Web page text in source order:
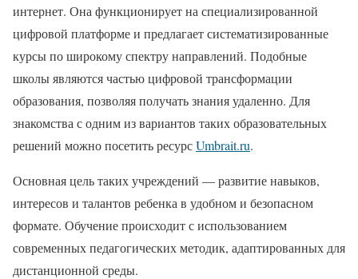
интернет. Она функционирует на специализированной
цифровой платформе и предлагает систематизированные
курсы по широкому спектру направлений. Подобные
школы являются частью цифровой трансформации
образования, позволяя получать знания удаленно. Для
знакомства с одним из вариантов таких образовательных
решений можно посетить ресурсUmbrait.ru.
Основная цель таких учреждений — развитие навыков,
интересов и талантов ребенка в удобном и безопасном
формате. Обучение происходит с использованием
современных педагогических методик, адаптированных для
дистанционной среды.